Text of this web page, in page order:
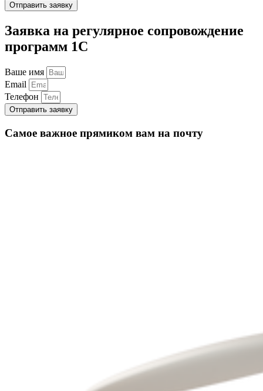
Отправить заявку
Заявка на регулярное сопровождение
программ 1С
Ваше имя
Email
Телефон
Отправить заявку
Самое важное прямиком вам на почту